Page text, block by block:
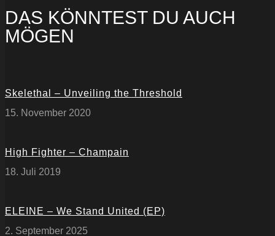
DAS KÖNNTEST DU AUCH
MÖGEN
Skelethal – Unveiling the Threshold
15. November 2020
High Fighter – Champain
18. Juli 2019
ELEINE – We Stand United (EP)
2. September 2025